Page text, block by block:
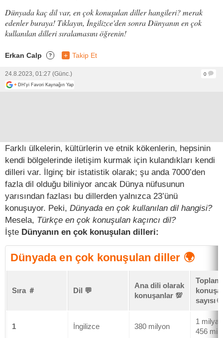
Dünyada kaç dil var, en çok konuşulan diller hangileri? merak
edenler buraya! Tıklayın, İngilizce'den sonra Dünyanın en çok
kullanılan dilleri sıralamasını öğrenin!
Erkan Calp ? + Takip Et
24.8.2023, 01:27 (Günc.)
0
+ DH'yi Favori Kaynağın Yap
Farklı ülkelerin, kültürlerin ve etnik kökenlerin, hepsinin
kendi bölgelerinde iletişim kurmak için kulandıkları kendi
dilleri var. İlginç bir istatistik olarak; şu anda 7000’den
fazla dil olduğu biliniyor ancak Dünya nüfusunun
yarısından fazlası bu dillerden yalnızca 23’ünü
konuşuyor. Peki, Dünyada en çok kullanılan dil hangisi?
Mesela, Türkçe en çok konuşulan kaçıncı dil?
İşte Dünyanın en çok konuşulan dilleri:
Dünyada en çok konuşulan diller 🌍
Sıra ＃ Dil 💬
Ana dili olarak
konuşanlar 💯
Toplam
sayısı 🌐
1 İngilizce 380 milyon
1 milyar
456